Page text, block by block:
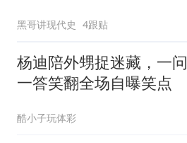
黑哥讲现代史 4跟贴
杨迪陪外甥捉迷藏，一问
一答笑翻全场自曝笑点
酷小子玩体彩